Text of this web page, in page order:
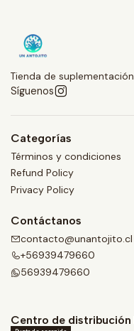
Tienda de
Síguenos
Categorías
Términos y condiciones
Refund Policy
Privacy Policy
Contáctanos
contacto@unantojito.cl
+56939479660
56939479660
Centro de